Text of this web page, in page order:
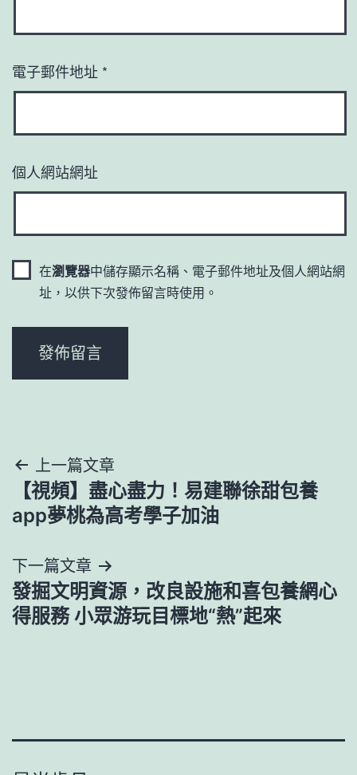
電子郵件地址 *
個人網站網址
在瀏覽器中儲存顯示名稱、電子郵件地址及個人網站網
址，以供下次發佈留言時使用。
文
章
覽
上一篇文章
【視頻】盡心盡力！易建聯徐甜包養
app夢桃為高考學子加油
下一篇文章
發掘文明資源，改良設施和喜包養網心
得服務 小眾游玩目標地“熱”起來